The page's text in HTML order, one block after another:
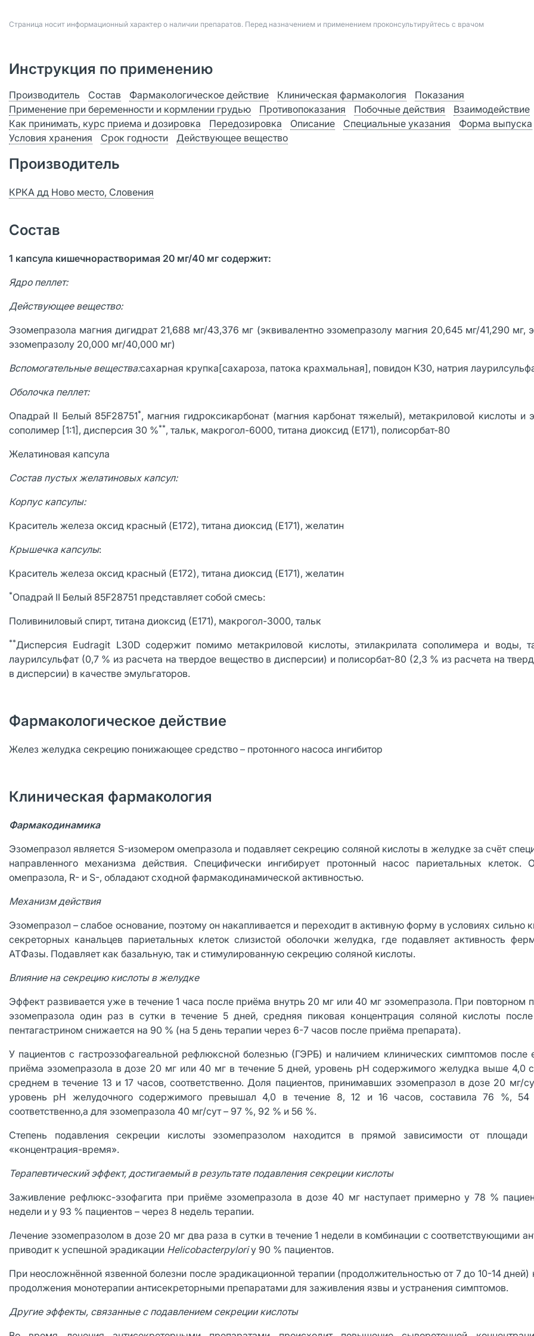
Страница носит информационный характер о наличии препаратов. Перед назначением и применением проконсультируйтесь с врачом
Инструкция по применению
Производитель Состав Фармакологическое действие Клиническая фармакология
Показания
Применение при беременности и кормлении грудью
Противопоказания Побочные действия
Взаимодействие
Как принимать, курс приема и дозировка
Передозировка Описание Специальные указания
Форма выпуска
Условия хранения
Срок годности Действующее вещество
Производитель
КРКА дд Ново место, Словения
Состав
1 капсула кишечнорастворимая 20 мг/40 мг содержит:
Ядро пеллет:
Действующее вещество:
Эзомепразола магния дигидрат 21,688 мг/43,376 мг (эквивалентно эзомепразолу магния 20,645 мг/41,290 мг,
эзомепразолу 20,000 мг/40,000 мг)
Вспомогательные вещества:сахарная крупка[сахароза, патока крахмальная], повидон К30, натрия
Оболочка пеллет:
Опадрай II Белый 85F28751*, магния гидроксикарбонат (магния карбонат тяжелый), метакриловой кислоты и
сополимер [1:1], дисперсия 30 %**, тальк, макрогол-6000, титана диоксид (Е171), полисорбат-80
Желатиновая капсула
Состав пустых желатиновых капсул:
Корпус капсулы:
Краситель железа оксид красный (E172), титана диоксид (E171), желатин
Крышечка капсулы:
Краситель железа оксид красный (E172), титана диоксид (E171), желатин
*Опадрай II Белый 85F28751 представляет собой смесь:
Поливиниловый спирт, титана диоксид (Е171), макрогол-3000, тальк
**Дисперсия Eudragit L30D содержит помимо метакриловой кислоты, этилакрилата сополимера и воды,
лаурилсульфат (0,7 % из расчета на твердое вещество в дисперсии) и полисорбат-80 (2,3 % из расчета на
в дисперсии) в качестве эмульгаторов.
Фармакологическое действие
Желез желудка секрецию понижающее средство – протонного насоса ингибитор
Клиническая фармакология
Фармакодинамика
Эзомепразол является S-изомером омепразола и подавляет секрецию соляной кислоты в желудке за счёт
направленного механизма действия. Специфически ингибирует протонный насос париетальных клеток.
омепразола, R- и S-, обладают сходной фармакодинамической активностью.
Механизм действия
Эзомепразол – слабое основание, поэтому он накапливается и переходит в активную форму в условиях сильно
секреторных канальцев париетальных клеток слизистой оболочки желудка, где подавляет активность
ATФазы. Подавляет как базальную, так и стимулированную секрецию соляной кислоты.
Влияние на секрецию кислоты в желудке
Эффект развивается уже в течение 1 часа после приёма внутрь 20 мг или 40 мг эзомепразола. При повторном
эзомепразола один раз в сутки в течение 5 дней, средняя пиковая концентрация соляной кислоты
пентагастрином снижается на 90 % (на 5 день терапии через 6-7 часов после приёма препарата).
У пациентов с гастроэзофагеальной рефлюксной болезнью (ГЭРБ) и наличием клинических симптомов после
приёма эзомепразола в дозе 20 мг или 40 мг в течение 5 дней, уровень рН содержимого желудка выше 4,0
среднем в течение 13 и 17 часов, соответственно. Доля пациентов, принимавших эзомепразол в дозе 20 мг/
уровень рН желудочного содержимого превышал 4,0 в течение 8, 12 и 16 часов, составила 76 %,
соответственно,а для эзомепразола 40 мг/сут – 97 %, 92 % и 56 %.
Степень подавления секреции кислоты эзомепразолом находится в прямой зависимости от
«концентрация-время».
Терапевтический эффект, достигаемый в результате подавления секреции кислоты
Заживление рефлюкс-эзофагита при приёме эзомепразола в дозе 40 мг наступает примерно у 78 %
недели и у 93 % пациентов – через 8 недель терапии.
Лечение эзомепразолом в дозе 20 мг два раза в сутки в течение 1 недели в комбинации с соответствующими
приводит к успешной эрадикации Helicobacterpyloriу 90 % пациентов.
При неосложнённой язвенной болезни после эрадикационной терапии (продолжительностью от 7 до 10-14 дней)
продолжения монотерапии антисекреторными препаратами для заживления язвы и устранения симптомов.
Другие эффекты, связанные с подавлением секреции кислоты